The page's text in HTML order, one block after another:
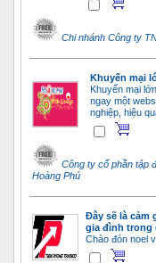
Chi nhánh Công ty
Khuyến mại
Khuyến mại
ngay một
nghiệp, hiệu
Công ty cổ phần tập
Hoàng Phú
Đây sẽ là cảm
gia đình trong
Chào đón noel